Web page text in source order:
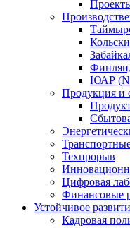
ЮАР
Продукция и
Техпрорыв
Цифровая
Финансовые
Устойчивое
Кадровая